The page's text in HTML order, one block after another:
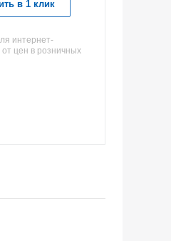
в 1 клик
интернет-
цен в розничных